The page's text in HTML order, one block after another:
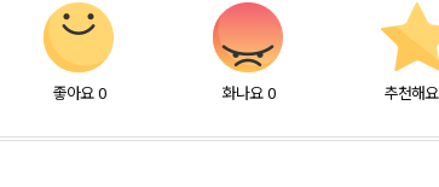
좋아요 0 화나요 0 추천해요